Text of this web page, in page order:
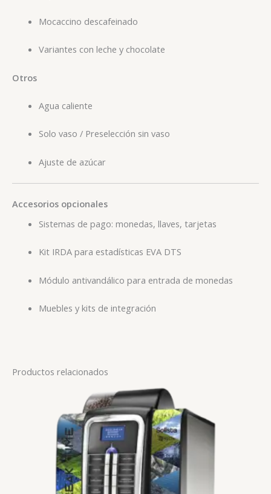
Mocaccino descafeinado
Variantes con leche y chocolate
Otros
Agua caliente
Solo vaso / Preselección sin vaso
Ajuste de azúcar
Accesorios opcionales
Sistemas de pago: monedas, llaves, tarjetas
Kit IRDA para estadísticas EVA DTS
Módulo antivandálico para entrada de monedas
Muebles y kits de integración
Productos relacionados